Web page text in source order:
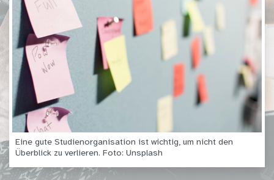
Beschreibung
Eine gute Studienorganisation ist wichtig, um nicht den
Überblick zu verlieren. Foto: Unsplash